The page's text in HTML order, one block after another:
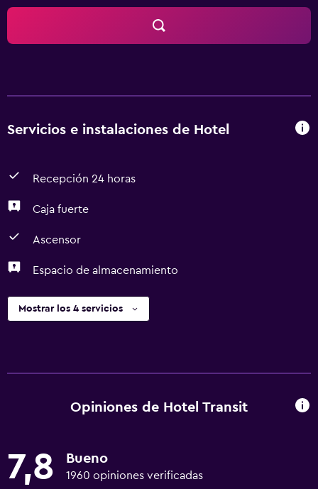
Servicios e instalaciones de Hotel
Recepción 24 horas
Caja fuerte
Ascensor
Espacio de almacenamiento
Mostrar los 4 servicios
Opiniones de Hotel Transit
7,8 Bueno
1960 opiniones verificadas